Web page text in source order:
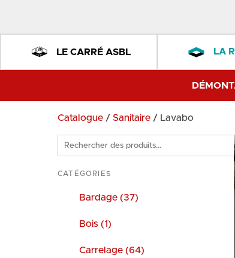
LE CARRÉ ASBL LA
Catalogue / Sanitaire / Lavabo
Rechercher
des
produits
CATÉGORIES
Bardage (37)
Bois (1)
Carrelage (64)